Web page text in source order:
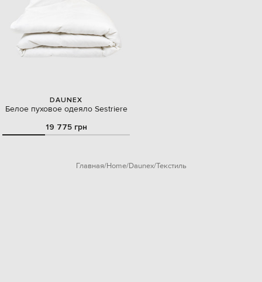
DAUNEX
Белое пуховое одеяло Sestriere
19 775 грн
Главная Home Daunex Текстиль